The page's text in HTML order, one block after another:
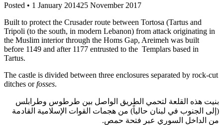
Posted • 1 January 201425 November 2017
Built to protect the Crusader route between Tortosa (Tartus and
Tripoli (to the south, in modern Lebanon) from attack originating in
the Muslim interior through the Homs Gap, Areimeh was built
before 1149 and after 1177 entrusted to the Templars based in
Tartus.
The castle is divided between three enclosures separated by rock-cut
ditches orfosses.
بنيت هذه القلعة لتحمي الطريق الواصل بين طرطوس وطرابلس
(إلى الجنوب في لبنان حالياً) من هجمات القوات الإسلامية القادمة
من الداخل السوري عبر فتحة حمص.